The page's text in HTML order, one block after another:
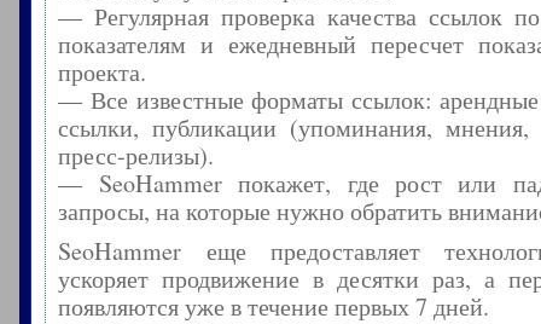
— Регулярная проверка качества ссылок
показателям и ежедневный пересчет
проекта.
— Все известные форматы ссылок:
ссылки, публикации (упоминания, мнения,
пресс-релизы).
— SeoHammer покажет, где рост или
запросы, на которые нужно обратить
SeoHammer еще предоставляет
ускоряет продвижение в десятки раз, а
появляются уже в течение первых 7 дней.